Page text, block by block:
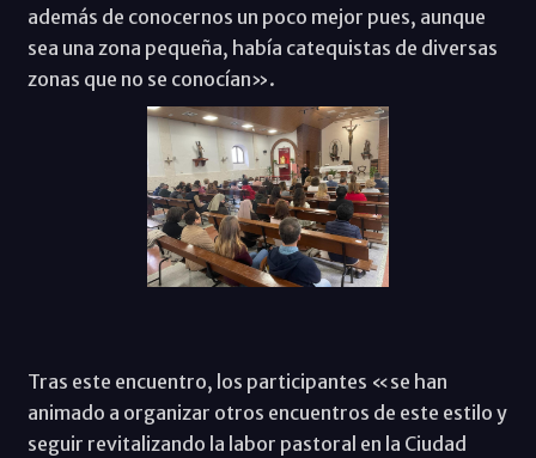
además de conocernos un poco mejor pues, aunque
sea una zona pequeña, había catequistas de diversas
zonas que no se conocían».
Tras este encuentro, los participantes «se han
animado a organizar otros encuentros de este estilo y
seguir revitalizando la labor pastoral en la Ciudad